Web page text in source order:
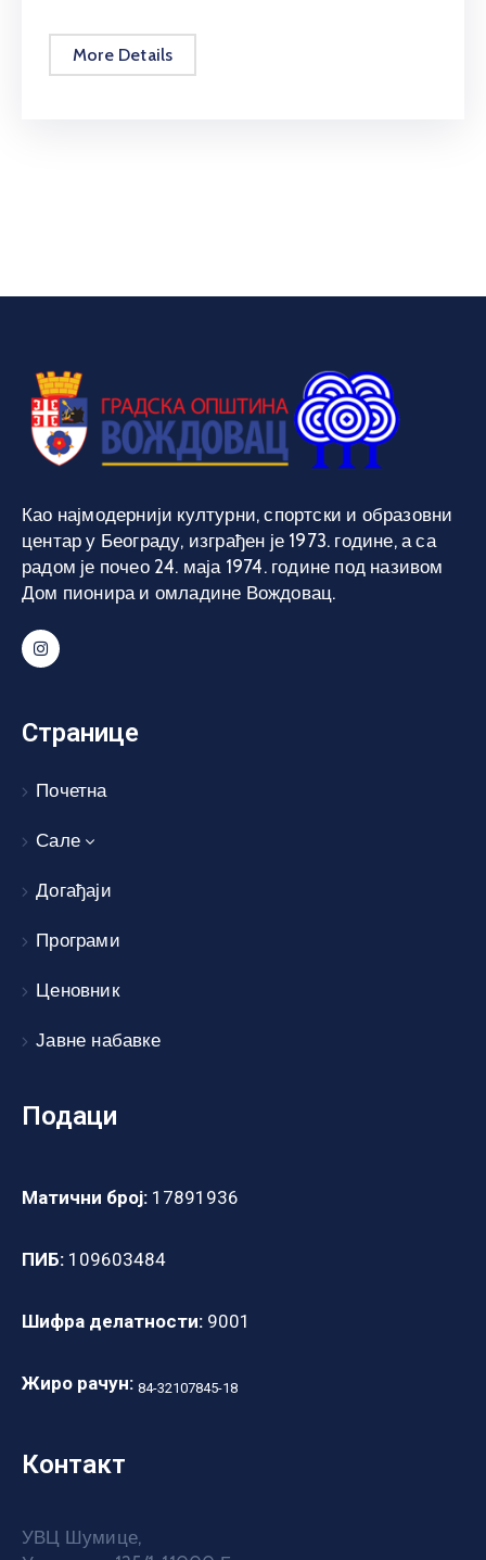
More Details
Као најмодернији културни, спортски и образовни
центар у Београду, изграђен је 1973. године, а са
радом је почео 24. маја 1974. године под називом
Дом пионира и омладине Вождовац.
Странице
Почетна
Сале
Догађаји
Програми
Ценовник
Јавне набавке
Подаци
Матични број: 17891936
ПИБ: 109603484
Шифра делатности: 9001
Жиро рачун: 84-32107845-18
Контакт
УВЦ Шумице,